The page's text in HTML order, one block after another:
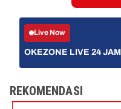
Live Now
OKEZONE LIVE 24 JAM